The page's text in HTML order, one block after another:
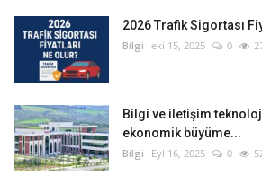
2026 Trafik Sigortası
Bilgi eki 15, 2025 0
Bilgi ve iletişim
ekonomik büyüme...
Bilgi Eyl 16, 2025 0